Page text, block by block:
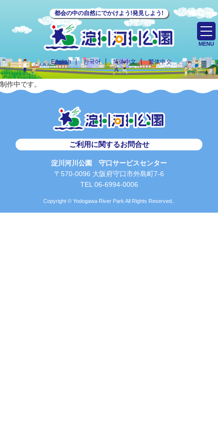
都会の中の自然にでかけよう!発見しよう!
English 한국어 简体中文 繁体中文
MENU
制作中です。
ご利用に関するお問合せ
淀川河川公園 守口サービスセンター
〒570-0096 大阪府守口市外島町7-6
TEL 06-6994-0006
Copyright © Yodogawa River Park All Rights Reserved..